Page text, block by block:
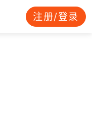
注册/登录